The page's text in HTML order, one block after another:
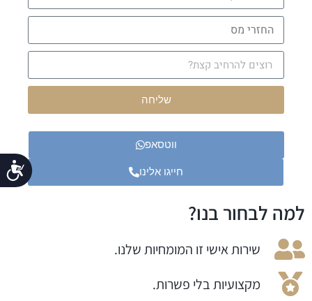
שליחה
ווטסאפ
חייגו אלינו
למה לבחור בנו?
שירות אישי זו המומחיות שלנו.
מקצועיות בלי פשרות.